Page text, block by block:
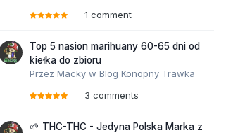
1 comment
Top 5 nasion marihuany 60-65 dni od
kiełka do zbioru
Przez Macky w Blog Konopny Trawka
3 comments
🌱 THC-THC - Jedyna Polska Marka z